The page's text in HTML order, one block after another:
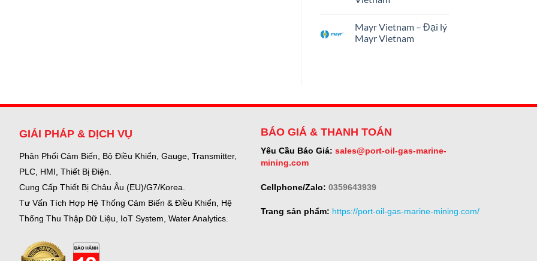
Mayr Vietnam – Đại lý
Mayr Vietnam
GIẢI PHÁP & DỊCH VỤ
Phân Phối Cảm Biến, Bộ Điều Khiển, Gauge, Transmitter,
PLC, HMI, Thiết Bị Điện.
Cung Cấp Thiết Bị Châu Âu (EU)/G7/Korea.
Tư Vấn Tích Hợp Hệ Thống Cảm Biến & Điều Khiển, Hệ
Thống Thu Thập Dữ Liệu, IoT System, Water Analytics.
BÁO GIÁ & THANH TOÁN
Yêu Cầu Báo Giá: sales@port-oil-gas-marine-
mining.com
Cellphone/Zalo: 0359643939
Trang sản phẩm: https://port-oil-gas-marine-mining.com/